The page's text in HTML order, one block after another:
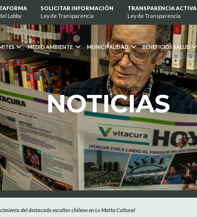
Lobby
SOLICITAR INFORMACIÓN
Ley de Transparencia
TRANSPARENCIA ACTIVA
Ley de Transparencia
MEDIO AMBIENTE MUNICIPALIDAD BENEFICIOS SALUD
NOTICIAS
del destacado escultor chileno en Lo Matta Cultural